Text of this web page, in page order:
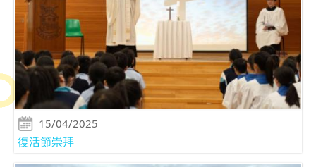
15/04/2025
復活節崇拜